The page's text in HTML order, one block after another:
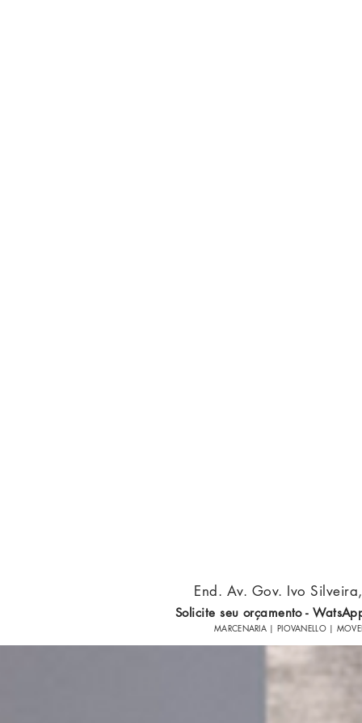
End. Av. Gov. Ivo
Solicite seu orçamento -
MARCENARIA | PIOVANELLO |